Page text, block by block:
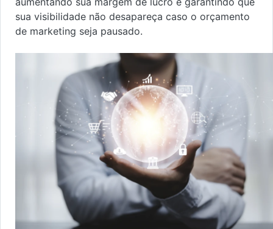
sua visibilidade não desapareça caso o orçamento
de marketing seja pausado.